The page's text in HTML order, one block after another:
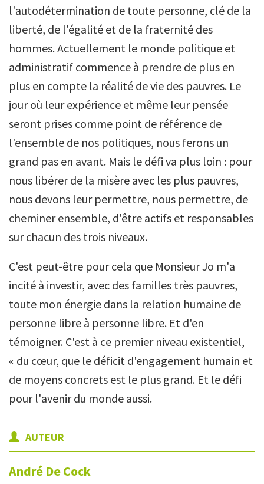
l'autodétermination de toute personne, clé de la
liberté, de l'égalité et de la fraternité des
hommes. Actuellement le monde politique et
administratif commence à prendre de plus en
plus en compte la réalité de vie des pauvres. Le
jour où leur expérience et même leur pensée
seront prises comme point de référence de
l'ensemble de nos politiques, nous ferons un
grand pas en avant. Mais le défi va plus loin : pour
nous libérer de la misère avec les plus pauvres,
nous devons leur permettre, nous permettre, de
cheminer ensemble, d'être actifs et responsables
sur chacun des trois niveaux.
C'est peut-être pour cela que Monsieur Jo m'a
incité à investir, avec des familles très pauvres,
toute mon énergie dans la relation humaine de
personne libre à personne libre. Et d'en
témoigner. C'est à ce premier niveau existentiel,
« du cœur, que le déficit d'engagement humain et
de moyens concrets est le plus grand. Et le défi
pour l'avenir du monde aussi.
AUTEUR
André De Cock